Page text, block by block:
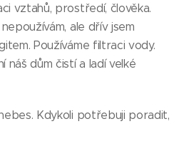
vztahů, prostředí, člověka.
ale dřív jsem
Používáme filtraci vody.
náš dům čistí a ladí velké
Kdykoli potřebuji poradit,